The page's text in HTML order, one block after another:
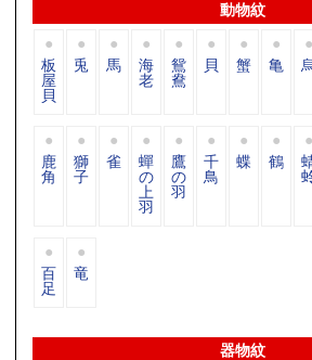
動物紋
板
屋
貝
兎 馬 海
老
鴛
鴦
貝 蟹 亀
鹿
角
獅
子
雀 蟬
の
上
羽
鷹
の
羽
千
鳥
蝶 鶴
百
足
竜
器物紋